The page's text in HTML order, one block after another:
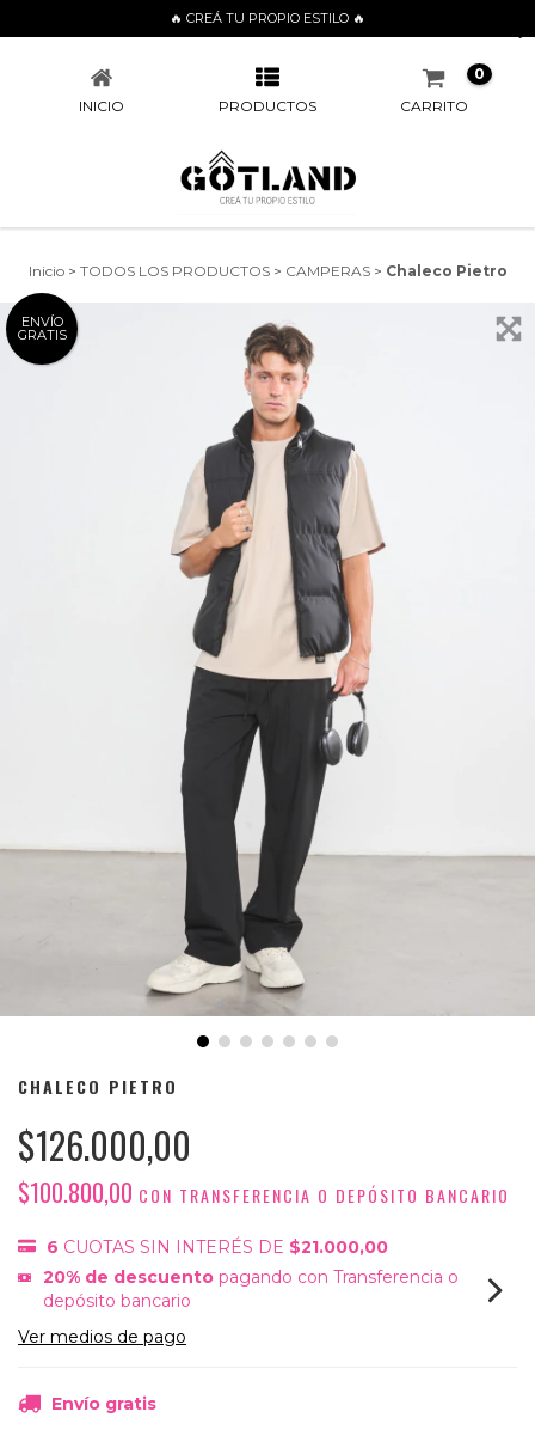
🔥 CREÁ TU PROPIO ESTILO 🔥
CHALECO PIETRO
INICIO PRODUCTOS CARRITO
0
Inicio > TODOS LOS PRODUCTOS > CAMPERAS > Chaleco Pietro
ENVÍO
GRATIS
CHALECO PIETRO
$126.000,00
$100.800,00 CON TRANSFERENCIA O DEPÓSITO BANCARIO
6 CUOTAS SIN INTERÉS DE $21.000,00
20% de descuento pagando con Transferencia o
depósito bancario
Ver medios de pago
Envío gratis